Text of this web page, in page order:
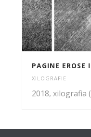
PAGINE EROSE
XILOGRAFIE
2018, xilografia